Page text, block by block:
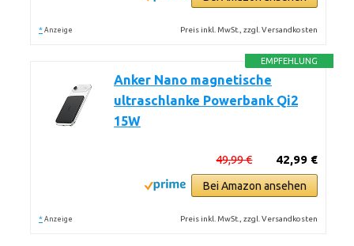
* Anzeige Preis inkl. MwSt., zzgl. Versandkosten
EMPFEHLUNG
Anker Nano magnetische
ultraschlanke Powerbank Qi2
15W
42,99 €
49,99 €
Bei Amazon ansehen
* Anzeige Preis inkl. MwSt., zzgl. Versandkosten